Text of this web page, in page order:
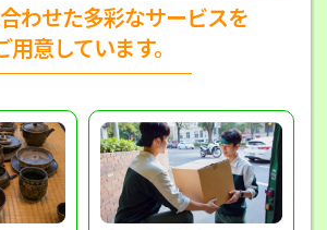
わせた多彩なサービスを
用意しています。